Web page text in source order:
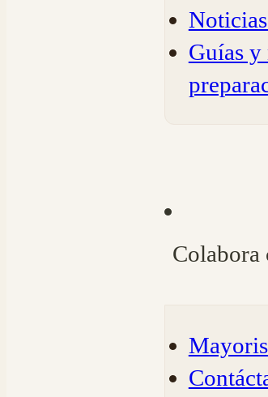
Guías y
Colabora